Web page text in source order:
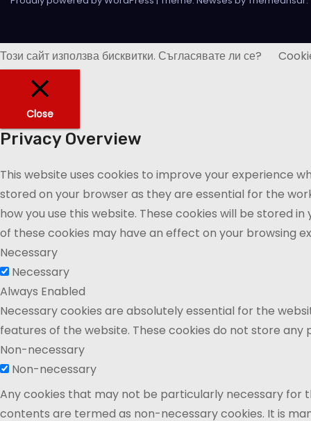
Този сайт използва бисквитки. Съгласявате ли се?
Close
Privacy Overview
This website uses cookies to improve your experience
stored on your browser as they are essential for the
how you use this website. These cookies will be stored
of these cookies may have an effect on your browsing
Necessary
Necessary
Always Enabled
Necessary cookies are absolutely essential for the
features of the website. These cookies do not store any
Non-necessary
Non-necessary
Any cookies that may not be particularly necessary for
contents are termed as non-necessary cookies. It is